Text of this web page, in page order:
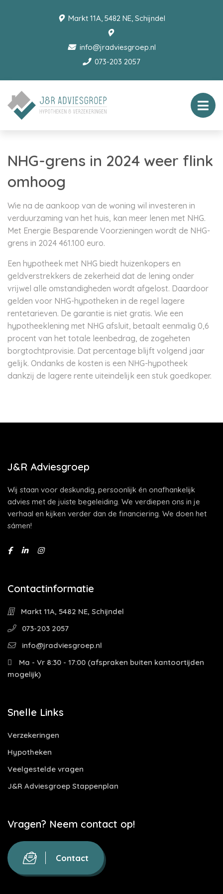
Markt 11A, 5482 NE, Schijndel
info@jradviesgroep.nl
073-203 2057
NHG-grens in 2024 weer flink
omhoog
Wie na de aankoop van de woning wil investeren in
verduurzaming van het huis, kan meer lenen met NHG.
Met Energie Besparende Voorzieningen wordt de NHG-
grens in 2024 461.100 euro.
Een hypotheek met NHG biedt huizenkopers en
geldverstrekkers de zekerheid dat de lening onder
vrijwel alle omstandigheden wordt afgelost. Daardoor
gelden voor NHG-hypotheken in de regel lagere
rentetarieven. De garantie is niet gratis. Wie een
hypotheeklening met NHG afsluit, betaalt eenmalig 0,6
procent van het totale leenbedrag, de zogeheten
borgtochtprovisie. Dat percentage blijft volgend jaar
gelijk. Ondanks de kosten is een NHG-hypotheek
dankzij de lagere rente uiteindelijk een stuk goedkoper.
J&R Adviesgroep
Wij staan voor deskundig, persoonlijk én onafhankelijk
advies met de juiste begeleiding. We verdiepen ons in je
verhaal en kijken verder dan de financiering. We doen het
sámen!
Contactinformatie
Markt 11A, 5482 NE, Schijndel
073-203 2057
info@jradviesgroep.nl
Ma - Vr 8:30 - 17:00 (afspraken buiten kantoortijden
mogelijk)
Snelle Links
Verzekeringen
Hypotheken
Veelgestelde vragen
J&R Adviesgroep Stappenplan
Vragen? Neem contact op!
Contact